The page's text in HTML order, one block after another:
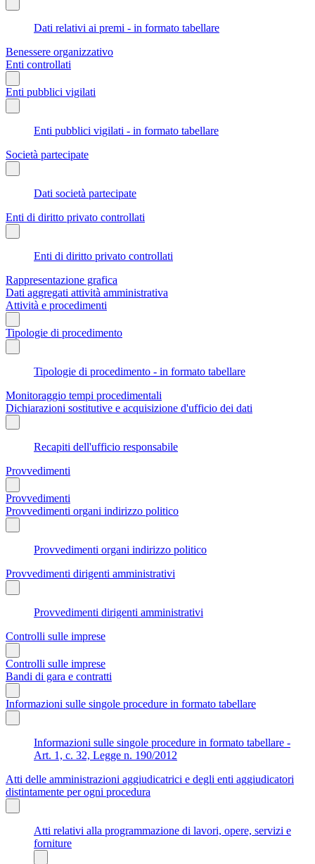
Dati relativi ai premi - in formato tabellare
Benessere organizzativo
Enti controllati
Enti pubblici vigilati
Enti pubblici vigilati - in formato tabellare
Società partecipate
Dati società partecipate
Enti di diritto privato controllati
Enti di diritto privato controllati
Rappresentazione grafica
Dati aggregati attività amministrativa
Attività e procedimenti
Tipologie di procedimento
Tipologie di procedimento - in formato tabellare
Monitoraggio tempi procedimentali
Dichiarazioni sostitutive e acquisizione d'ufficio dei dati
Recapiti dell'ufficio responsabile
Provvedimenti
Provvedimenti
Provvedimenti organi indirizzo politico
Provvedimenti organi indirizzo politico
Provvedimenti dirigenti amministrativi
Provvedimenti dirigenti amministrativi
Controlli sulle imprese
Controlli sulle imprese
Bandi di gara e contratti
Informazioni sulle singole procedure in formato tabellare
Informazioni sulle singole procedure in formato tabellare -
Art. 1, c. 32, Legge n. 190/2012
Atti delle amministrazioni aggiudicatrici e degli enti aggiudicatori
distintamente per ogni procedura
Atti relativi alla programmazione di lavori, opere, servizi e
forniture